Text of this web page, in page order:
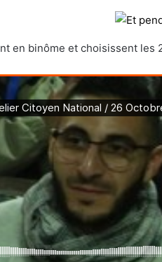
en binôme et choisissent